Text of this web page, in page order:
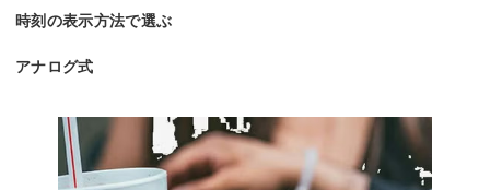
時刻の表示方法で選ぶ
アナログ式